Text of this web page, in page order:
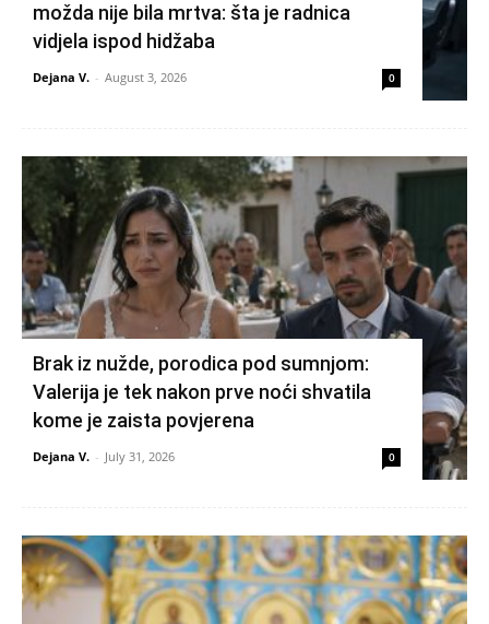
možda nije bila mrtva: šta je radnica
vidjela ispod hidžaba
Dejana V. - August 3, 2026 0
Brak iz nužde, porodica pod sumnjom:
Valerija je tek nakon prve noći shvatila
kome je zaista povjerena
Dejana V. - July 31, 2026 0